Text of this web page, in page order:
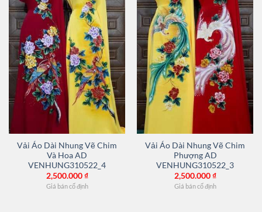
Vải Áo Dài Nhung Vẽ Chim
Và Hoa AD
VENHUNG310522_4
2,500.000₫
Giá bán cố định
Vải Áo Dài Nhung Vẽ Chim
Phượng AD
VENHUNG310522_3
2,500.000₫
Giá bán cố định